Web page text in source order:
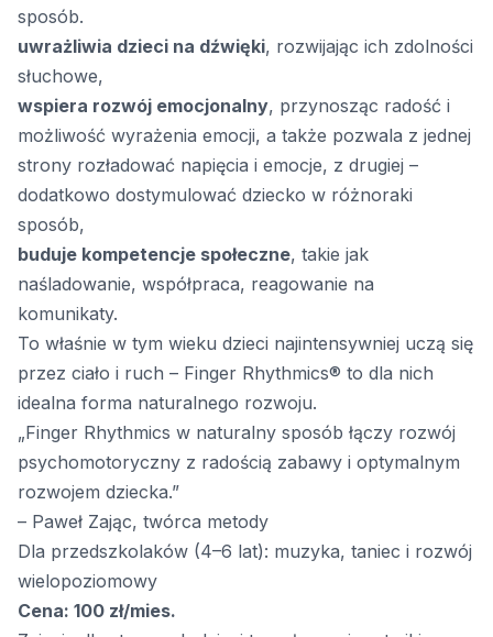
sposób.
uwrażliwia dzieci na dźwięki, rozwijając ich zdolności
słuchowe,
wspiera rozwój emocjonalny, przynosząc radość i
możliwość wyrażenia emocji, a także pozwala z jednej
strony rozładować napięcia i emocje, z drugiej –
dodatkowo dostymulować dziecko w różnoraki
sposób,
buduje kompetencje społeczne, takie jak
naśladowanie, współpraca, reagowanie na
komunikaty.
To właśnie w tym wieku dzieci najintensywniej uczą się
przez ciało i ruch – Finger Rhythmics® to dla nich
idealna forma naturalnego rozwoju.
„Finger Rhythmics w naturalny sposób łączy rozwój
psychomotoryczny z radością zabawy i optymalnym
rozwojem dziecka.”
– Paweł Zając, twórca metody
Dla przedszkolaków (4–6 lat): muzyka, taniec i rozwój
wielopoziomowy
Cena: 100 zł/mies.